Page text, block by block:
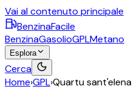
Vai al contenuto principale
BenzinaFacile
BenzinaGasolioGPLMetano
Esplora
Cerca
Home›GPL›Quartu sant'elena